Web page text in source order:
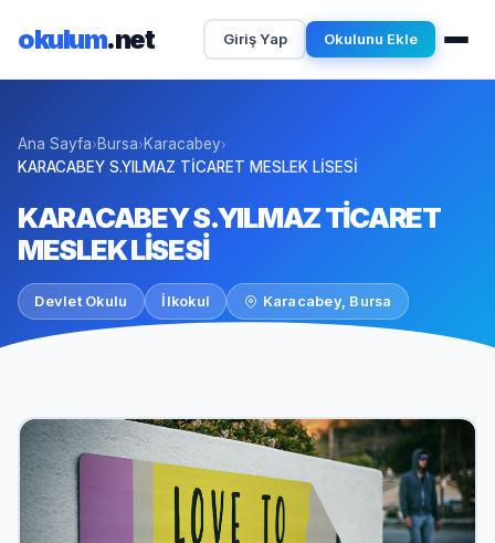
okulum.net Giriş Yap Okulunu Ekle
Ana Sayfa› Bursa› Karacabey›
KARACABEY S.YILMAZ TİCARET MESLEK LİSESİ
KARACABEY S.YILMAZ TİCARET
MESLEK LİSESİ
Devlet Okulu İlkokul Karacabey, Bursa